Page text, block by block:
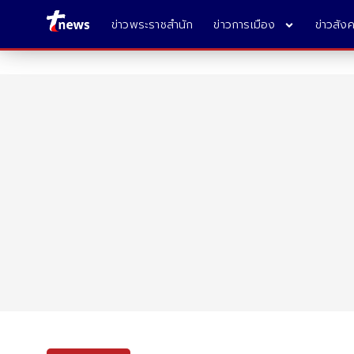
ข่าวพระราชสำนัก ข่าวการเมือง ข่าวสัง